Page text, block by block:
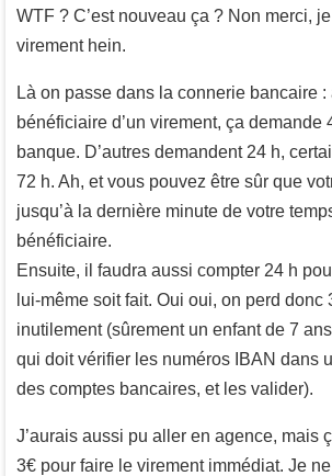
WTF ? C’est nouveau ça ? Non merci,
virement hein.
Là on passe dans la connerie bancaire :
bénéficiaire d’un virement, ça demande
banque. D’autres demandent 24 h,
72 h. Ah, et vous pouvez être sûr que
jusqu’à la dernière minute de votre
bénéficiaire.
Ensuite, il faudra aussi compter 24 h
lui-même soit fait. Oui oui, on perd donc
inutilement (sûrement un enfant de 7
qui doit vérifier les numéros IBAN dans
des comptes bancaires, et les valider).
J’aurais aussi pu aller en agence, mais
3€ pour faire le virement immédiat. Je